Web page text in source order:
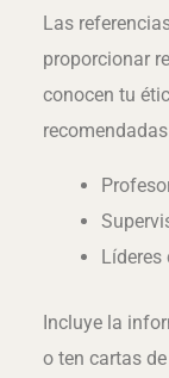
Las
proporcionar
conocen tu
Incluye la
o ten cartas